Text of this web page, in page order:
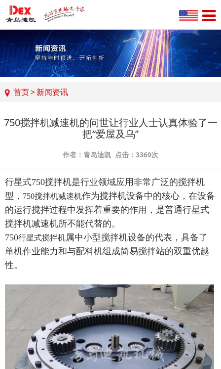
首页>新闻资讯
750搅拌机减速机的问世让行业人士认真体验了一
把“爱屋及乌”
作者：青岛迪凯 点击：3369次
行星式750搅拌机是行业领域应用非常广泛的搅拌机
型， 750搅拌机减速机作为搅拌机设备中的核心，在设备
的运行搅拌过程中发挥着重要的作用，是普通行星式
搅拌机减速机所不能代替的。
750行星式搅拌机属中小型搅拌机设备的代表，具备了
单机作业能力和与配料机组成简易搅拌站的双重优越
性。